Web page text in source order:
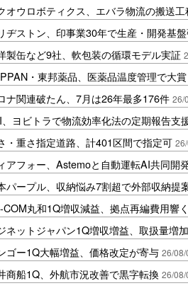
オウロボティクス、エバラ物流の搬送
ヂストン、印事業30年で生産・開発基
製缶など9社、軟包装の循環モデル実証
・東邦薬品、医薬品温度管理で大賞
ナ関連破たん、7月は26年最多176件 26/
ヨビトラで物流効率化法の定期報告支
・重さ指定道路、計401区間で指定可
アフォー、Astemoと自動運転AI共同開
パープル、収納悩み7割超で外部収納提
丸和1Q増収減益、拠点再編費用響く
ネットジャパン1Q増収増益、取扱量増加
ゴー1Q大幅増益、価格改定が寄与 26/08/
商船1Q、外航市況改善で黒字転換 26/08/